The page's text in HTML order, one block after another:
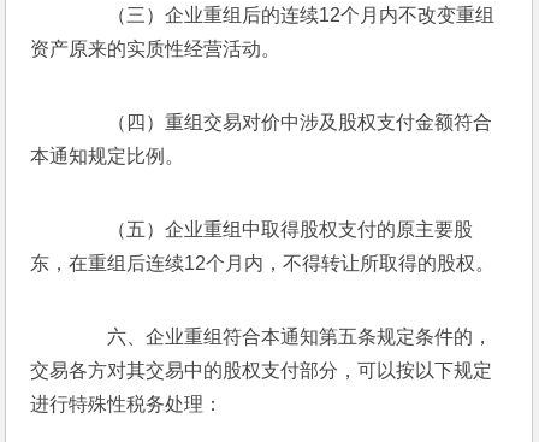
（三）企业重组后的连续12个月内不改变重组
资产原来的实质性经营活动。
（四）重组交易对价中涉及股权支付金额符合
本通知规定比例。
（五）企业重组中取得股权支付的原主要股
东，在重组后连续12个月内，不得转让所取得的股权。
六、企业重组符合本通知第五条规定条件的，
交易各方对其交易中的股权支付部分，可以按以下规定
进行特殊性税务处理：